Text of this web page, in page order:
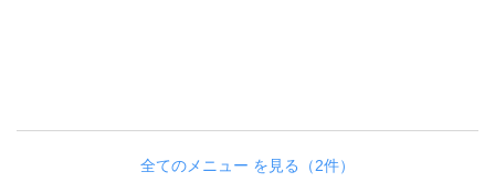
全てのメニュー を見る（2件）